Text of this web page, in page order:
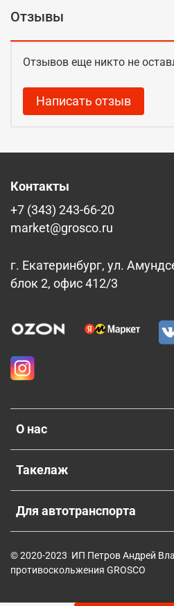
Отзывы
Отзывов еще никто не
Написать отзыв
О нас
Такелаж
Для автотранспорта
Контакты
+7 (343) 243-66-20
market@grosco.ru
г. Екатеринбург, ул.
блок 2, офис 412/3
© 2020-2023 ИП Петров Андрей
противоскольжения GROSCO